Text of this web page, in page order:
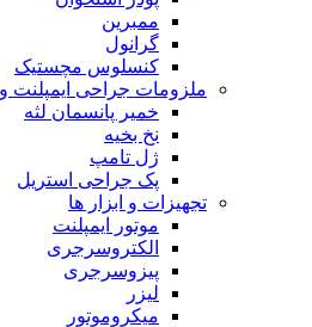
ممبرین
گرانول
کنسلوس مچستیک
ملزومات جراحی
خمیر پانسمان لثه
نخ بخیه
ژل تامپ
پک جراحی استریل
تجهیزات و ابزار ها
موتور ایمپلنت
الکتروسرجری
پیزوسرجری
لیزر
میکروموتور